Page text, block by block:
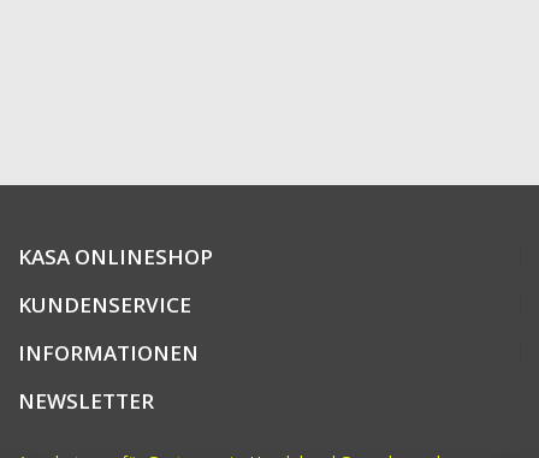
KASA ONLINESHOP
KUNDENSERVICE
INFORMATIONEN
NEWSLETTER